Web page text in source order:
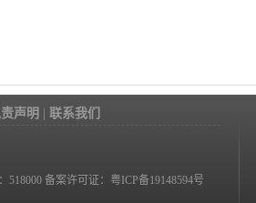
声明 联系我们
备案许可证： 粤ICP备19148594号